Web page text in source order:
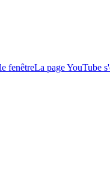
fenêtreLa page YouTube